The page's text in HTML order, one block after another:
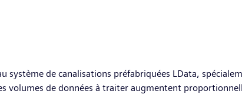
de canalisations préfabriquées LData,
de données à traiter augmentent